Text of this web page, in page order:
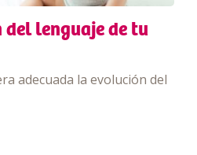
lenguaje de tu
adecuada la evolución del